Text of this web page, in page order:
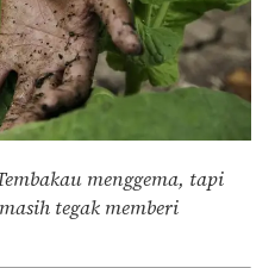
menggema, tapi
tegak memberi